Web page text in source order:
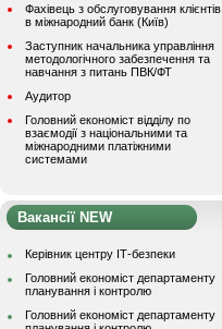
Фахівець з обслуговування клієнтів
в міжнародний банк (Київ)
Заступник начальника управління
методологічного забезпечення та
навчання з питань ПВК/ФТ
Аудитор
Головний економіст відділу по
взаємодії з національними та
міжнародними платіжними
системами
Вакансії NEW
Керівник центру ІТ-безпеки
Головний економіст департаменту
планування і контролю
Головний економіст департаменту